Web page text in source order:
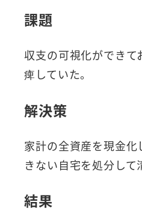
課題
収支の可視化ができて
痺していた。
解決策
家計の全資産を現金化
きない自宅を処分して
結果